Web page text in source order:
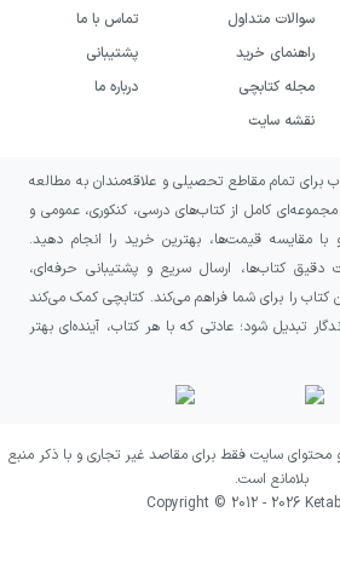
سوالات متداول
راهنمای خرید
مجله کتابچی
نقشه سایت
تماس با ما
پشتیبانی
درباره ما
برای تمام مقاطع تحصیلی و علاقه‌مندان به مطالعه
کامل از کتاب‌های درسی، کنکوری، عمومی و
مقایسه قیمت‌ها، بهترین خرید را انجام دهید.
کتاب‌ها، ارسال سریع و پشتیبانی حرفه‌ای،
کتاب را برای شما فراهم می‌کند. کتابچی کمک می‌کند
تبدیل شود؛ عادتی که با هر کتاب، آینده‌ای بهتر
محتوای سایت فقط برای مقاصد غیر تجاری و با ذکر منبع
بلامانع است.
Copyright © 2012 - 2026